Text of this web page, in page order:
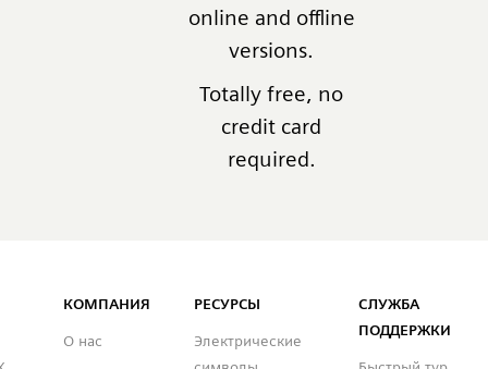
online and offline
versions.
Totally free, no
credit card
required.
Capital™ X Panel Designer
КОМПАНИЯ
О нас
РЕСУРСЫ
Электрические
СЛУЖБА
ПОДДЕРЖКИ